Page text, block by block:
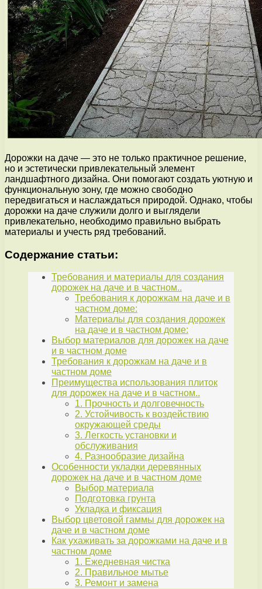
Дорожки на даче — это не только практичное решение,
но и эстетически привлекательный элемент
ландшафтного дизайна. Они помогают создать уютную и
функциональную зону, где можно свободно
передвигаться и наслаждаться природой. Однако, чтобы
дорожки на даче служили долго и выглядели
привлекательно, необходимо правильно выбрать
материалы и учесть ряд требований.
Содержание статьи:
Требования и материалы для создания
дорожек на даче и в частном..
Требования к дорожкам на даче и в
частном доме:
Материалы для создания дорожек
на даче и в частном доме:
Выбор материалов для дорожек на даче
и в частном доме
Требования к дорожкам на даче и в
частном доме
Преимущества использования плиток
для дорожек на даче и в частном..
1. Прочность и долговечность
2. Устойчивость к воздействию
окружающей среды
3. Легкость установки и
обслуживания
4. Разнообразие дизайна
Особенности укладки деревянных
дорожек на даче и в частном доме
Выбор материала
Подготовка грунта
Укладка и фиксация
Выбор цветовой гаммы для дорожек на
даче и в частном доме
Как ухаживать за дорожками на даче и в
частном доме
1. Ежедневная чистка
2. Правильное мытье
3. Ремонт и замена